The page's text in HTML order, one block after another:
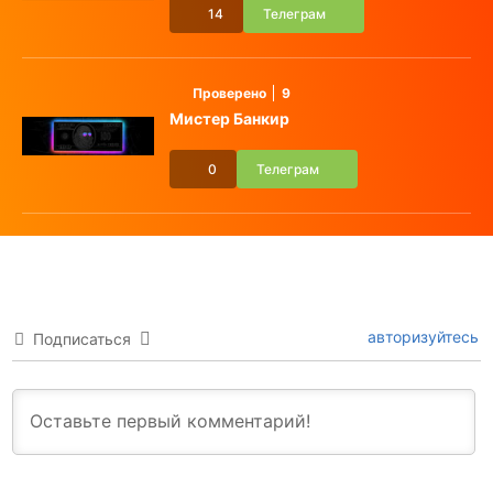
14 Телеграм
Проверено 9
Мистер Банкир
0 Телеграм
Подписаться авторизуйтесь